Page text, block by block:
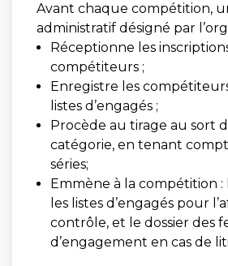
Avant chaque compétition,
administratif désigné par
Réceptionne les
compétiteurs ;
Enregistre les
listes d’engagés ;
Procède au tirage au sort
catégorie, en tenant
séries;
Emmène à la compétition :
les listes d’engagés pour
contrôle, et le dossier des
d’engagement en cas de